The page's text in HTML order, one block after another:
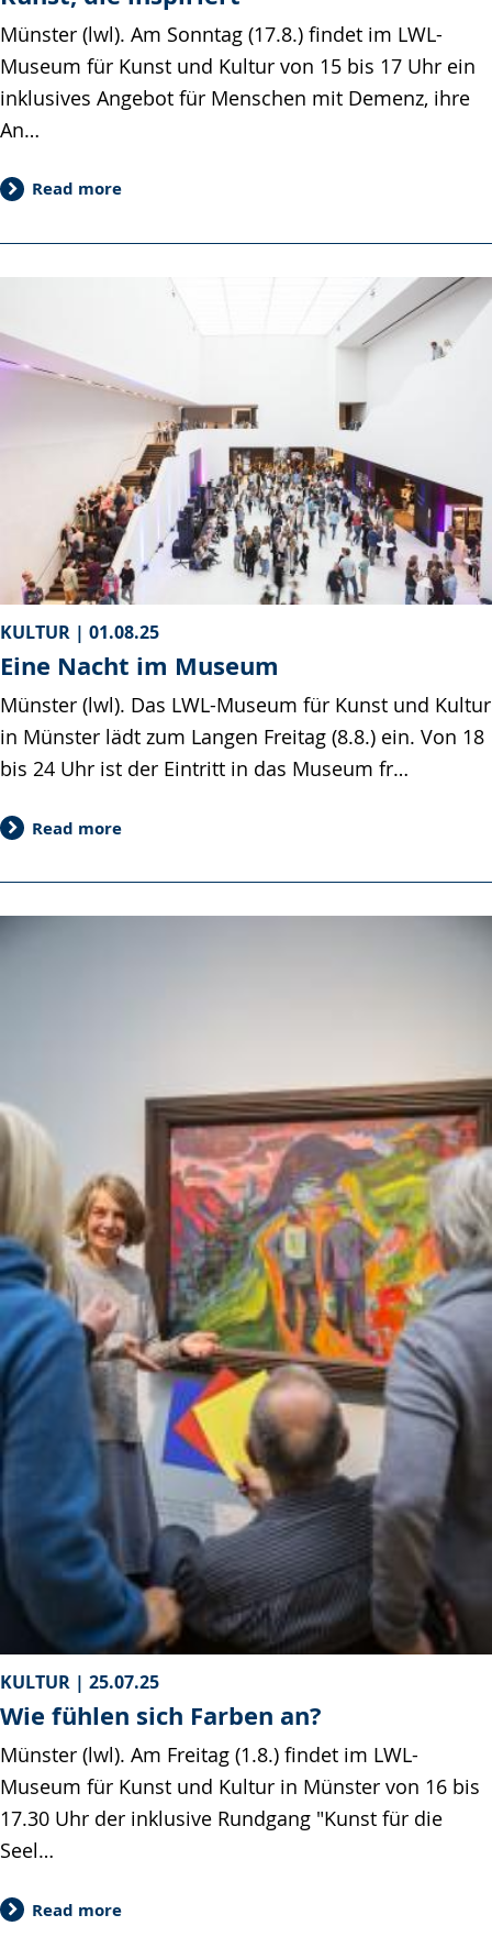
Münster (lwl). Am Sonntag (17.8.) findet im LWL-
Museum für Kunst und Kultur von 15 bis 17 Uhr ein
inklusives Angebot für Menschen mit Demenz, ihre
An…
Read more
KULTUR | 01.08.25
Eine Nacht im Museum
Münster (lwl). Das LWL-Museum für Kunst und Kultur
in Münster lädt zum Langen Freitag (8.8.) ein. Von 18
bis 24 Uhr ist der Eintritt in das Museum fr…
Read more
KULTUR | 25.07.25
Wie fühlen sich Farben an?
Münster (lwl). Am Freitag (1.8.) findet im LWL-
Museum für Kunst und Kultur in Münster von 16 bis
17.30 Uhr der inklusive Rundgang "Kunst für die
Seel…
Read more